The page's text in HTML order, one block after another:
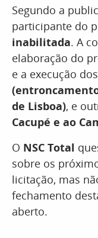
Segundo a
participante do
inabilitada. A
elaboração do
e a execução
de Lisboa), e
Cacupé e ao
O NSC Total
sobre os
licitação, mas
fechamento
aberto.